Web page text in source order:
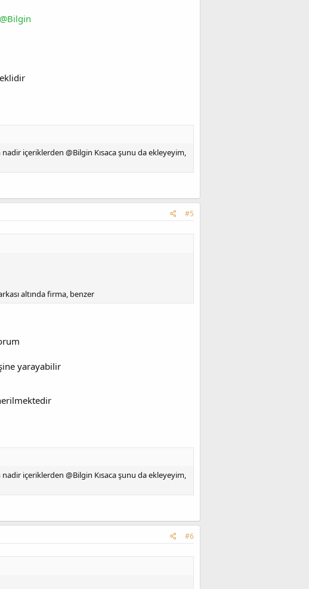
@Bilgin
içeriklerden @Bilgin Kısaca şunu da ekleyeyim,
#5
altında firma, benzer
yarayabilir
içeriklerden @Bilgin Kısaca şunu da ekleyeyim,
#6